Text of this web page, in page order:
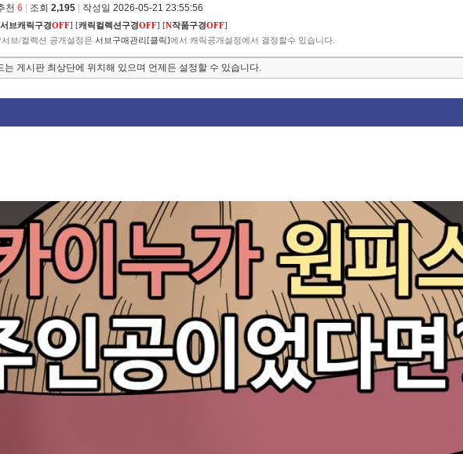
천 6 조회 2,195 작성일 2026-05-21 23:55:56
서브캐릭구경OFF] [캐릭컬렉션구경OFF] [N작품구경OFF]
브/컬렉션 공개설정은 서브구매관리[클릭]에서 캐릭공개설정에서 결정할수 있습니다.
는 게시판 최상단에 위치해 있으며 언제든 설정할 수 있습니다.